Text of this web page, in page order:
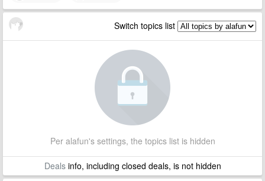
Switch topics list
Per alafun's settings, the topics list is hidden
Dealsinfo, including closed deals, is not hidden